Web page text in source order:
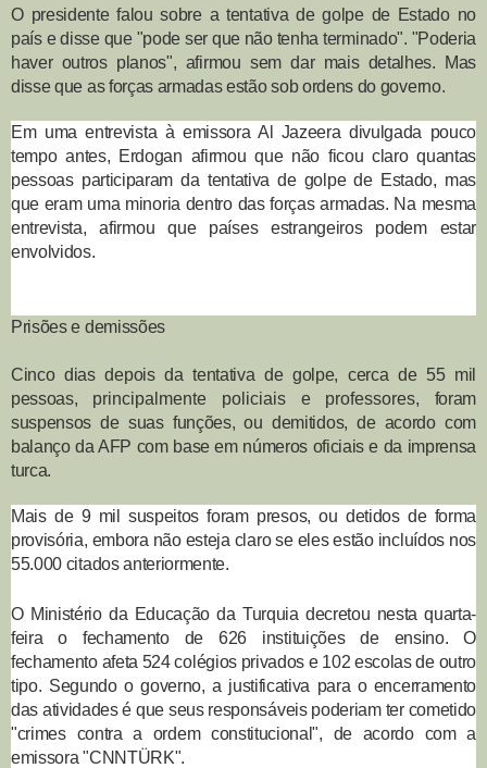
O presidente falou sobre a tentativa de golpe de Estado no
país e disse que "pode ser que não tenha terminado". "Poderia
haver outros planos", afirmou sem dar mais detalhes. Mas
disse que as forças armadas estão sob ordens do governo.
Em uma entrevista à emissora Al Jazeera divulgada pouco
tempo antes, Erdogan afirmou que não ficou claro quantas
pessoas participaram da tentativa de golpe de Estado, mas
que eram uma minoria dentro das forças armadas. Na mesma
entrevista, afirmou que países estrangeiros podem estar
envolvidos.
Prisões e demissões
Cinco dias depois da tentativa de golpe, cerca de 55 mil
pessoas,
principalmente policiais e professores, foram
suspensos de suas funções, ou demitidos, de acordo com
balanço da AFP com base em números oficiais e da imprensa
turca.
Mais de 9 mil suspeitos foram presos, ou detidos de forma
provisória, embora não esteja claro se eles estão incluídos nos
55.000 citados anteriormente.
O Ministério da Educação da Turquia decretou nesta quarta-
feira o fechamento de 626 instituições de ensino. O
fechamento afeta 524 colégios privados e 102 escolas de outro
tipo. Segundo o governo, a justificativa para o encerramento
das atividades é que seus responsáveis poderiam ter cometido
"crimes contra a ordem constitucional", de acordo com a
emissora "CNNTÜRK".